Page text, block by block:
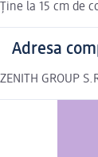
Ține la 15 cm
Adresa
ZENITH GROUP